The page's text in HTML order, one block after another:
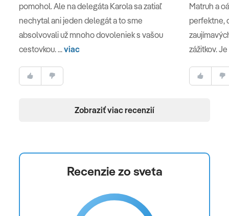
pomohol. Ale na delegáta Karola sa zatiaľ
nechytal ani jeden delegát a to sme
absolvovali už mnoho dovoleniek s vašou
cestovkou. ...viac
Matruh a
perfektne,
zážitkov.
Zobraziť viac recenzií
Recenzie zo sveta